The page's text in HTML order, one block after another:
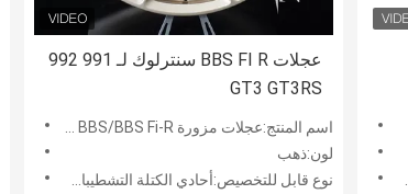
عجلات BBS FI R سنترلوك لـ 991 992
GT3 GT3RS
اسم المنتج:عجلات مزورة BBS/BBS Fi-R ذهبي
لون:ذهب
نوع قابل للتخصيص:أحادي الكتلة التشطيبات المخصصة